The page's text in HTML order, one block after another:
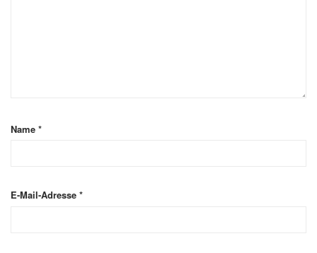
Name *
E-Mail-Adresse *